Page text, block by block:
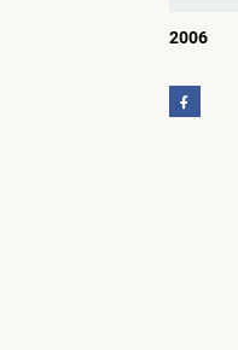
2006